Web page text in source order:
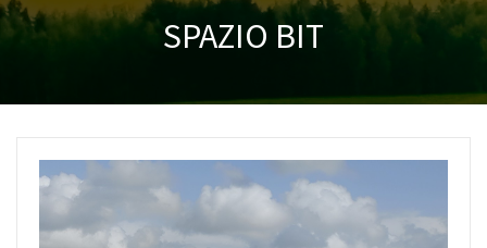
SPAZIO BIT